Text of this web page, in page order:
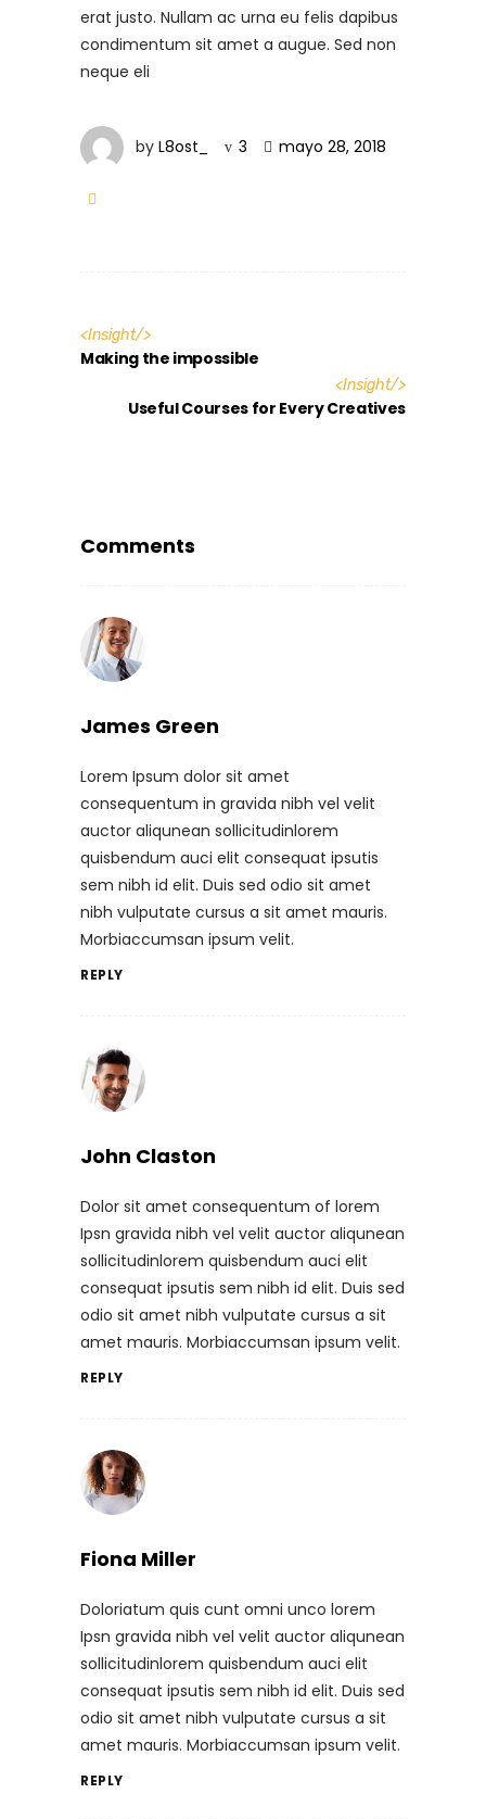
erat justo. Nullam ac urna eu felis dapibus
condimentum sit amet a augue. Sed non
neque eli
by L8ost_ 3 mayo 28, 2018
<Insight/>
Making the impossible
<Insight/>
Useful Courses for Every Creatives
Comments
James Green
Lorem Ipsum dolor sit amet
consequentum in gravida nibh vel velit
auctor aliqunean sollicitudinlorem
quisbendum auci elit consequat ipsutis
sem nibh id elit. Duis sed odio sit amet
nibh vulputate cursus a sit amet mauris.
Morbiaccumsan ipsum velit.
REPLY
John Claston
Dolor sit amet consequentum of lorem
Ipsn gravida nibh vel velit auctor aliqunean
sollicitudinlorem quisbendum auci elit
consequat ipsutis sem nibh id elit. Duis sed
odio sit amet nibh vulputate cursus a sit
amet mauris. Morbiaccumsan ipsum velit.
REPLY
Fiona Miller
Doloriatum quis cunt omni unco lorem
Ipsn gravida nibh vel velit auctor aliqunean
sollicitudinlorem quisbendum auci elit
consequat ipsutis sem nibh id elit. Duis sed
odio sit amet nibh vulputate cursus a sit
amet mauris. Morbiaccumsan ipsum velit.
REPLY